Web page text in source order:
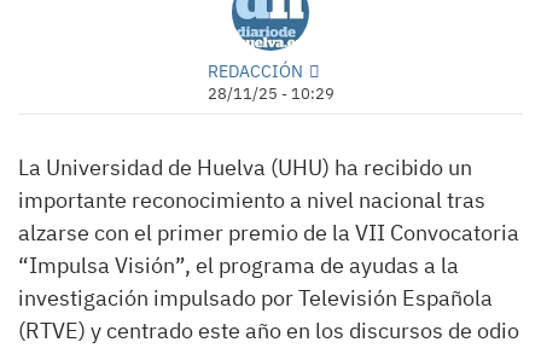
REDACCIÓN
28/11/25 - 10:29
La Universidad de Huelva (UHU) ha recibido un
importante reconocimiento a nivel nacional tras
alzarse con el primer premio de la VII Convocatoria
“Impulsa Visión”, el programa de ayudas a la
investigación impulsado por Televisión Española
(RTVE) y centrado este año en los discursos de odio